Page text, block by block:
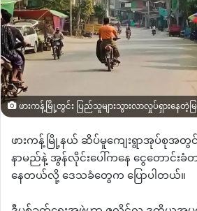
ဖားကန့်မြို့တွင်း ပြည်သူများသွားလာလှုပ်ရှားနေတဲ့မ
ဖားကန့်မြို့နယ် ဆိပ်မူကျေးရွာအုပ်စုအတွ
နာမည်နဲ့ အွန်လိုင်းပေါ်ကနေ ငွေတောင်းခံ
နေတယ်လို့ ဒေသခံတွေက ပြောပါတယ်။